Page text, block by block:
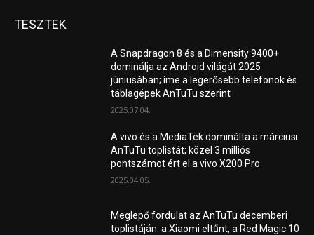
TESZTEK
A Snapdragon 8 és a Dimensity 9400+
dominálja az Android világát 2025
júniusában; íme a legerősebb telefonok és
táblagépek AnTuTu szerint
2025.07.04.
A vivo és a MediaTek dominálta a márciusi
AnTuTu toplistát; közel 3 milliós
pontszámot ért el a vivo X200 Pro
2025.04.05.
Meglepő fordulat az AnTuTu decemberi
toplistáján: a Xiaomi eltűnt, a Red Magic 10